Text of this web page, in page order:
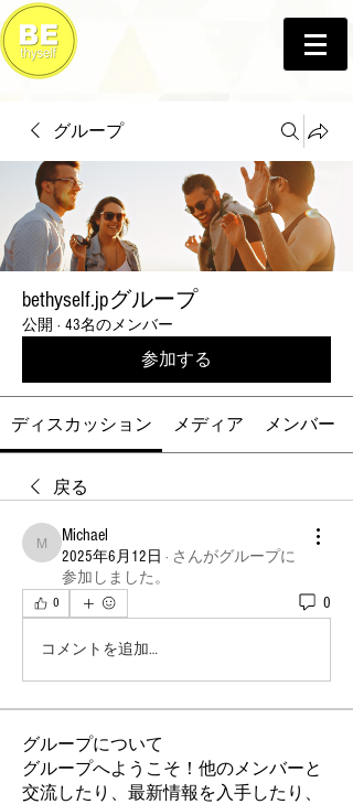
グループ
bethyself.jpグループ
公開 · 43名のメンバー
参加する
ディスカッション メディア メンバー
戻る
Michael
Michael
2025年6月12日 · さんがグループに
参加しました。
0 0
コメントを追加…
グループについて
グループへようこそ！他のメンバーと
交流したり、最新情報を入手したり、